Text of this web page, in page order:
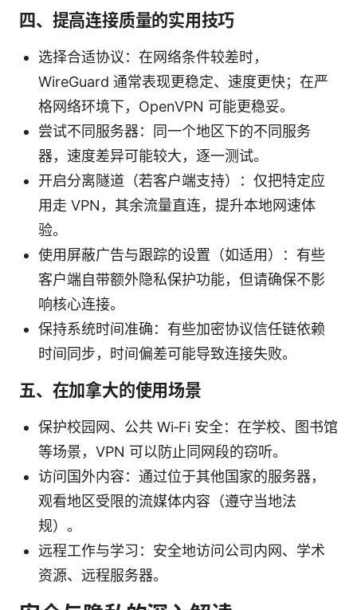
四、提高连接质量的实用技巧
选择合适协议：在网络条件较差时，
WireGuard 通常表现更稳定、速度更快；在严
格网络环境下，OpenVPN 可能更稳妥。
尝试不同服务器：同一个地区下的不同服务
器，速度差异可能较大，逐一测试。
开启分离隧道（若客户端支持）：仅把特定应
用走 VPN，其余流量直连，提升本地网速体
验。
使用屏蔽广告与跟踪的设置（如适用）：有些
客户端自带额外隐私保护功能，但请确保不影
响核心连接。
保持系统时间准确：有些加密协议信任链依赖
时间同步，时间偏差可能导致连接失败。
五、在加拿大的使用场景
保护校园网、公共 Wi‑Fi 安全：在学校、图书馆
等场景，VPN 可以防止同网段的窃听。
访问国外内容：通过位于其他国家的服务器，
观看地区受限的流媒体内容（遵守当地法
规）。
远程工作与学习：安全地访问公司内网、学术
资源、远程服务器。